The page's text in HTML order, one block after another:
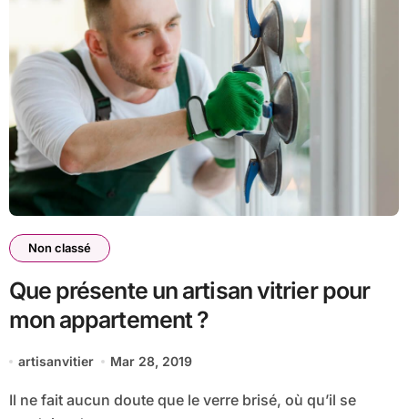
Non classé
Que présente un artisan vitrier pour
mon appartement ?
artisanvitier Mar 28, 2019
Il ne fait aucun doute que le verre brisé, où qu’il se